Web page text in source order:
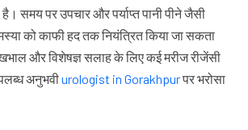
है। समय पर उपचार और पर्याप्त पानी पीने जैसी
को काफी हद तक नियंत्रित किया जा सकता
और विशेषज्ञ सलाह के लिए कई मरीज रीजेंसी
अनुभवीurologist in Gorakhpurपर भरोसा